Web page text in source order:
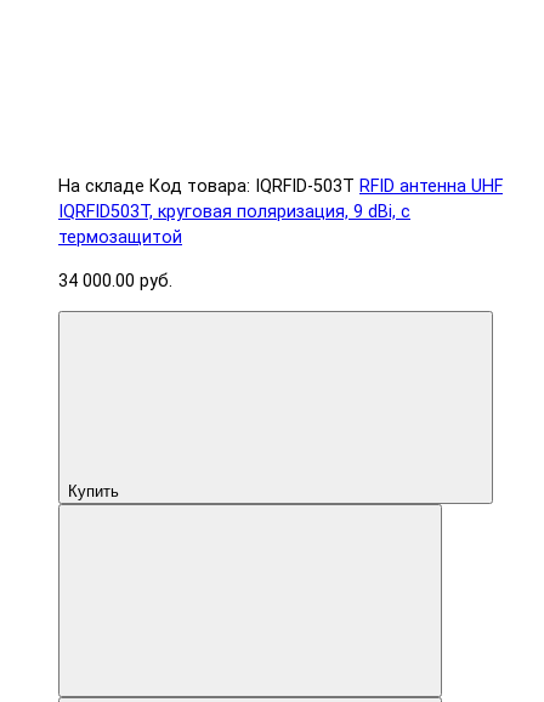
На складе Код товара: IQRFID-503T RFID антенна UHF
IQRFID503T, круговая поляризация, 9 dBi, с
термозащитой
34 000.00 руб.
Купить